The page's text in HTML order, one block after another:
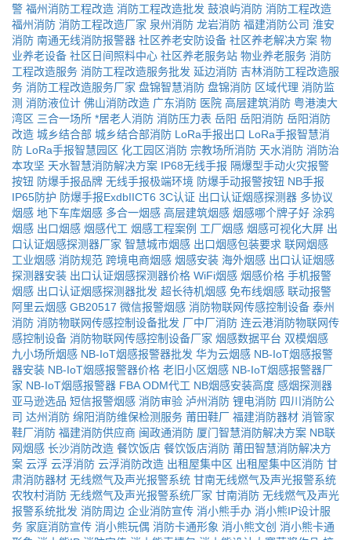
警 福州消防工程改造 消防工程改造批发 鼓浪屿消防 消防工程改造
福州消防 消防工程改造厂家 泉州消防 龙岩消防 福建消防公司 淮安
消防 南通无线消防报警器 社区养老安防设备 社区养老解决方案 物
业养老设备 社区日间照料中心 社区养老服务站 物业养老服务 消防
工程改造服务 消防工程改造服务批发 延边消防 吉林消防工程改造服
务 消防工程改造服务厂家 盘锦智慧消防 盘锦消防 区域代理 消防监
测 消防液位计 佛山消防改造 广东消防 医院 高层建筑消防 粤港澳大
湾区 三合一场所 *居老人消防 消防压力表 岳阳 岳阳消防 岳阳消防
改造 城乡结合部 城乡结合部消防 LoRa手报出口 LoRa手报智慧消
防 LoRa手报智慧园区 化工园区消防 宗教场所消防 天水消防 消防治
本攻坚 天水智慧消防解决方案 IP68无线手报 隔爆型手动火灾报警
按钮 防爆手报品牌 无线手报极端环境 防爆手动报警按钮 NB手报
IP65防护 防爆手报ExdbIICT6 3C认证 出口认证烟感探测器 多协议
烟感 地下车库烟感 多合一烟感 高层建筑烟感 烟感哪个牌子好 涂鸦
烟感 出口烟感 烟感代工 烟感工程案例 工厂烟感 烟感可视化大屏 出
口认证烟感探测器厂家 智慧城市烟感 出口烟感包装要求 联网烟感
工业烟感 消防规范 跨境电商烟感 烟感安装 海外烟感 出口认证烟感
探测器安装 出口认证烟感探测器价格 WiFi烟感 烟感价格 手机报警
烟感 出口认证烟感探测器批发 超长待机烟感 免布线烟感 联动报警
阿里云烟感 GB20517 微信报警烟感 消防物联网传感控制设备 泰州
消防 消防物联网传感控制设备批发 厂中厂消防 连云港消防物联网传
感控制设备 消防物联网传感控制设备厂家 烟感数据平台 双模烟感
九小场所烟感 NB-IoT烟感报警器批发 华为云烟感 NB-IoT烟感报警
器安装 NB-IoT烟感报警器价格 老旧小区烟感 NB-IoT烟感报警器厂
家 NB-IoT烟感报警器 FBA ODM代工 NB烟感安装高度 感烟探测器
亚马逊选品 短信报警烟感 消防审验 泸州消防 锂电消防 四川消防公
司 达州消防 绵阳消防维保检测服务 莆田鞋厂 福建消防器材 消管家
鞋厂消防 福建消防供应商 闽政通消防 厦门智慧消防解决方案 NB联
网烟感 长沙消防改造 餐饮饭店 餐饮饭店消防 莆田智慧消防解决方
案 云浮 云浮消防 云浮消防改造 出租屋集中区 出租屋集中区消防 甘
肃消防器材 无线燃气及声光报警系统 甘南无线燃气及声光报警系统
农牧村消防 无线燃气及声光报警系统厂家 甘南消防 无线燃气及声光
报警系统批发 消防周边 企业消防宣传 消小熊手办 消小熊IP设计服
务 家庭消防宣传 消小熊玩偶 消防卡通形象 消小熊文创 消小熊卡通